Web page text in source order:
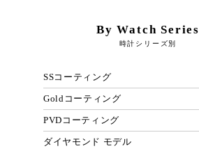
By Watch Series
時計シリーズ別
SSコーティング
Goldコーティング
PVDコーティング
ダイヤモンド モデル